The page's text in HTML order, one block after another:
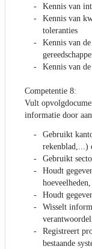
Kennis van
Kennis van
toleranties
Kennis van
Kennis van
Competentie 8:
Vult
informatie door
Gebruikt
rekenblad,...)
Gebruikt
Houdt
Houdt
Wisselt
Registreert
bestaande